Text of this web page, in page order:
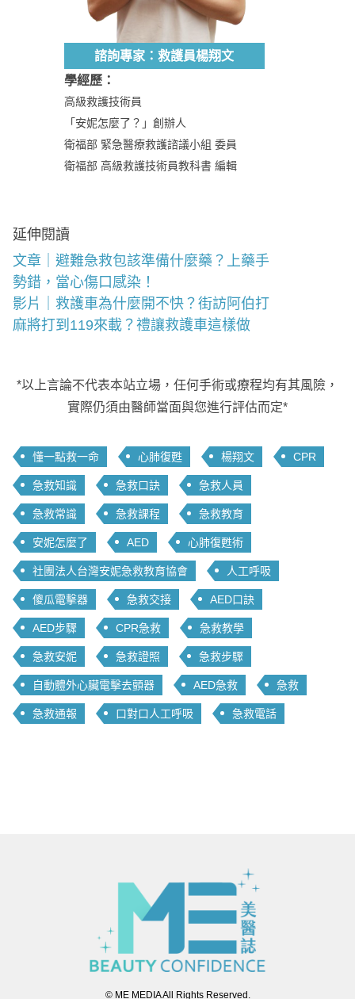
諮詢專家：救護員楊翔文
學經歷：
高級救護技術員
「安妮怎麼了？」創辦人
衛福部 緊急醫療救護諮議小組 委員
衛福部 高級救護技術員教科書 編輯
延伸閱讀
文章｜避難急救包該準備什麼藥？上藥手
勢錯，當心傷口感染！
影片｜救護車為什麼開不快？街訪阿伯打
麻將打到119來載？禮讓救護車這樣做
*以上言論不代表本站立場，任何手術或療程均有其風險，
實際仍須由醫師當面與您進行評估而定*
懂一點救一命 心肺復甦 楊翔文 CPR
急救知識 急救口訣 急救人員
急救常識 急救課程 急救教育
安妮怎麼了 AED 心肺復甦術
社團法人台灣安妮急救教育協會 人工呼吸
傻瓜電擊器 急救交接 AED口訣
AED步驟 CPR急救 急救教學
急救安妮 急救證照 急救步驟
自動體外心臟電擊去顫器 AED急救 急救
急救通報 口對口人工呼吸 急救電話
© ME MEDIA All Rights Reserved.